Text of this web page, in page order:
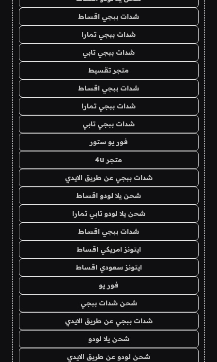
شدات ببجي اقساط
شدات ببجي تمارا
شدات ببجي تابي
متجر تقسيط
شدات ببجي اقساط
شدات ببجي تمارا
شدات ببجي تابي
فور يو ستور
متجر 4u
شدات ببجي عن طريق الايدي
شحن يلا لودو اقساط
شحن يلا لودو تابي تمارا
شدات ببجي اقساط
ايتونز امريكي اقساط
ايتونز سعودي اقساط
فور يو
شحن شدات ببجي
شدات ببجي عن طريق الايدي
شحن يلا لودو
شحن لودو عن طريق الايدي